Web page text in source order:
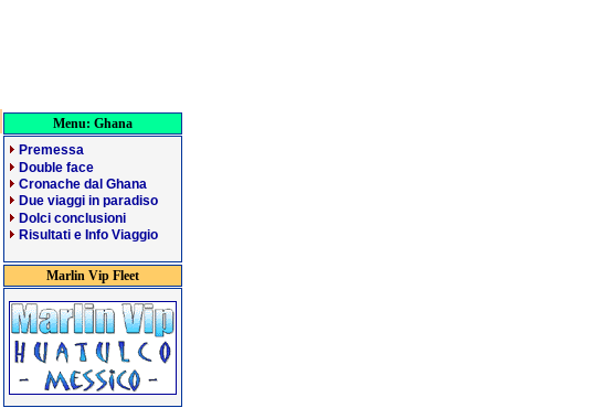
Menu: Ghana
Premessa
Double face
Cronache dal Ghana
Due viaggi in paradiso
Dolci conclusioni
Risultati e Info Viaggio
Marlin Vip Fleet